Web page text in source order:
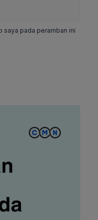
saya pada peramban ini